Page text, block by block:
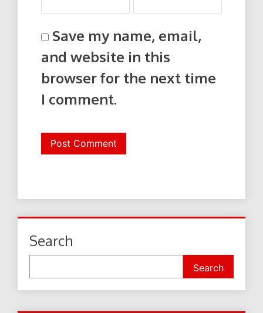
Save my name, email,
and website in this
browser for the next time
I comment.
Search
Search